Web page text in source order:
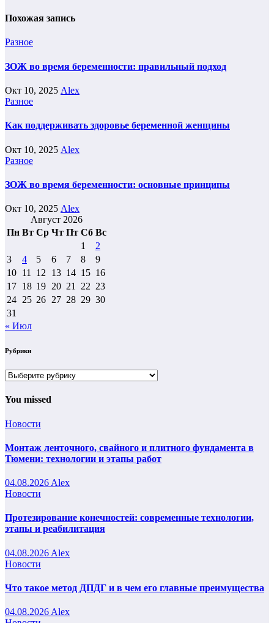
Похожая запись
Разное
ЗОЖ во время беременности: правильный подход
Окт 10, 2025 Alex
Разное
Как поддерживать здоровье беременной женщины
Окт 10, 2025 Alex
Разное
ЗОЖ во время беременности: основные принципы
Окт 10, 2025 Alex
Август 2026
Пн Вт Ср Чт Пт Сб Вс
1
2
3
4 5 6 7 8
9
10 11 12 13 14 15 16
17 18 19 20 21 22 23
24 25 26 27 28 29 30
31
« Июл
Рубрики
Рубрики
You missed
Новости
Монтаж ленточного, свайного и плитного фундамента в
Тюмени: технологии и этапы работ
04.08.2026 Alex
Новости
Протезирование конечностей: современные технологии,
этапы и реабилитация
04.08.2026 Alex
Новости
Что такое метод ДПДГ и в чем его главные преимущества
04.08.2026 Alex